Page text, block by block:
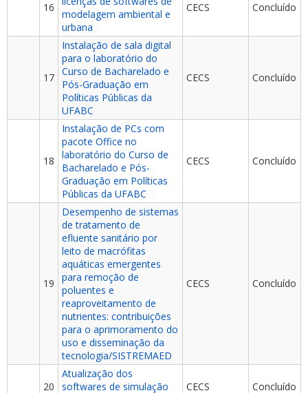
16
modelagem ambiental e
urbana
CECS Concluído
17
Instalação de sala digital
para o laboratório do
Curso de Bacharelado e
Pós-Graduação em
Políticas Públicas da
UFABC
CECS Concluído
18
Instalação de PCs com
pacote Office no
laboratório do Curso de
Bacharelado e Pós-
Graduação em Políticas
Públicas da UFABC
CECS Concluído
19
Desempenho de sistemas
de tratamento de
efluente sanitário por
leito de macrófitas
aquáticas emergentes
para remoção de
poluentes e
reaproveitamento de
nutrientes: contribuições
para o aprimoramento do
uso e disseminação da
tecnologia/SISTREMAED
CECS Concluído
20
Atualização dos
softwares de simulação
CECS Concluído